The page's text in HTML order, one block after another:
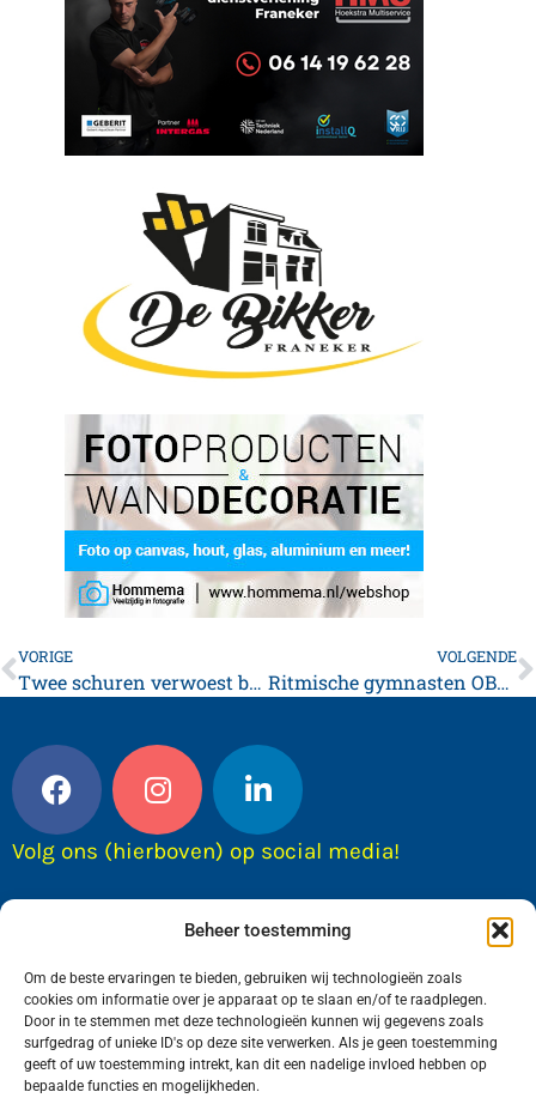
Beheer toestemming
Om de beste ervaringen te bieden, gebruiken wij technologieën zoals
cookies om informatie over je apparaat op te slaan en/of te raadplegen.
Door in te stemmen met deze technologieën kunnen wij gegevens zoals
surfgedrag of unieke ID's op deze site verwerken. Als je geen toestemming
geeft of uw toestemming intrekt, kan dit een nadelige invloed hebben op
bepaalde functies en mogelijkheden.
VORIGE
Twee schuren verwoest bij nachtelijke brand in Franeker
VOLGENDE
Ritmische gymnasten OBQ uit Franeker Nederlands kampioen in Ahoy
Volg ons (hierboven) op social media!
Wij van FranekerActueel.nl verzorgen het nieuws